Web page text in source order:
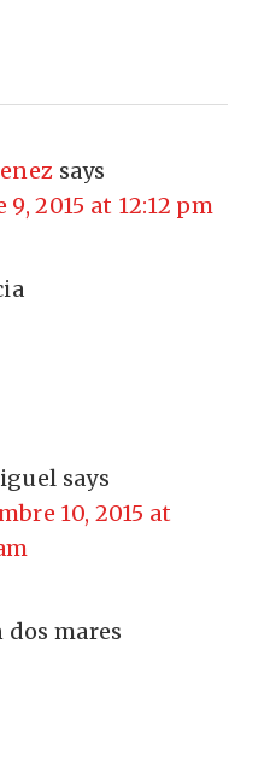
says
2015 at 12:12 pm
says
10, 2015 at
dos mares